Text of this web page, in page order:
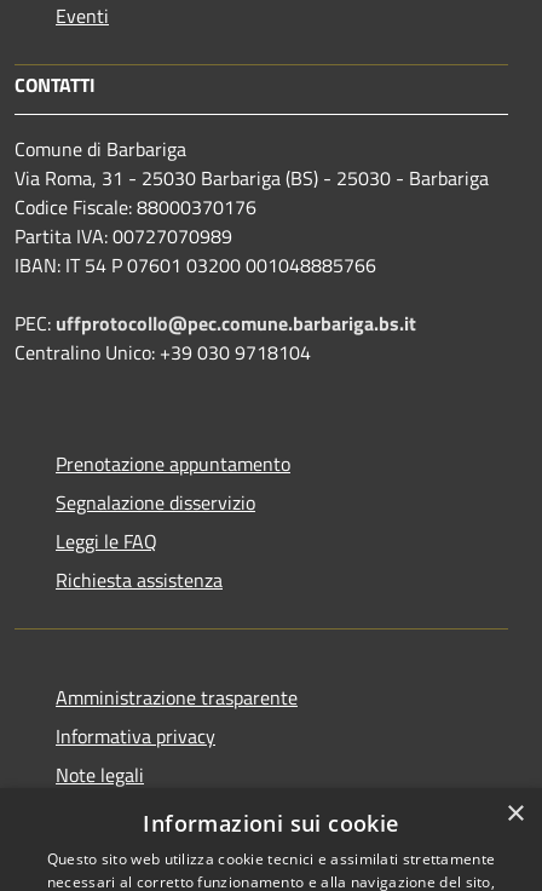
Eventi
CONTATTI
Comune di Barbariga
Via Roma, 31 - 25030 Barbariga (BS) - 25030 - Barbariga
Codice Fiscale: 88000370176
Partita IVA: 00727070989
IBAN: IT 54 P 07601 03200 001048885766
PEC: uffprotocollo@pec.comune.barbariga.bs.it
Centralino Unico: +39 030 9718104
Prenotazione appuntamento
Segnalazione disservizio
Leggi le FAQ
Richiesta assistenza
Amministrazione trasparente
Informativa privacy
Note legali
Dichiarazione di accessibilità
×
Informazioni sui cookie
Questo sito web utilizza cookie tecnici e assimilati strettamente
necessari al corretto funzionamento e alla navigazione del sito,